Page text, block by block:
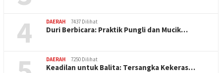
4 DAERAH 7437 Dilihat
Duri Berbicara: Praktik Pungli dan Mucik…
DAERAH 7250 Dilihat
Keadilan untuk Balita: Tersangka Kekeras…